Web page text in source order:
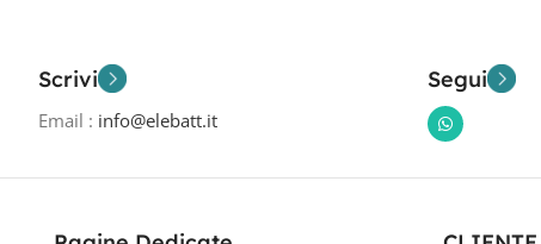
Scrivi
Email : info@elebatt.it
Segui